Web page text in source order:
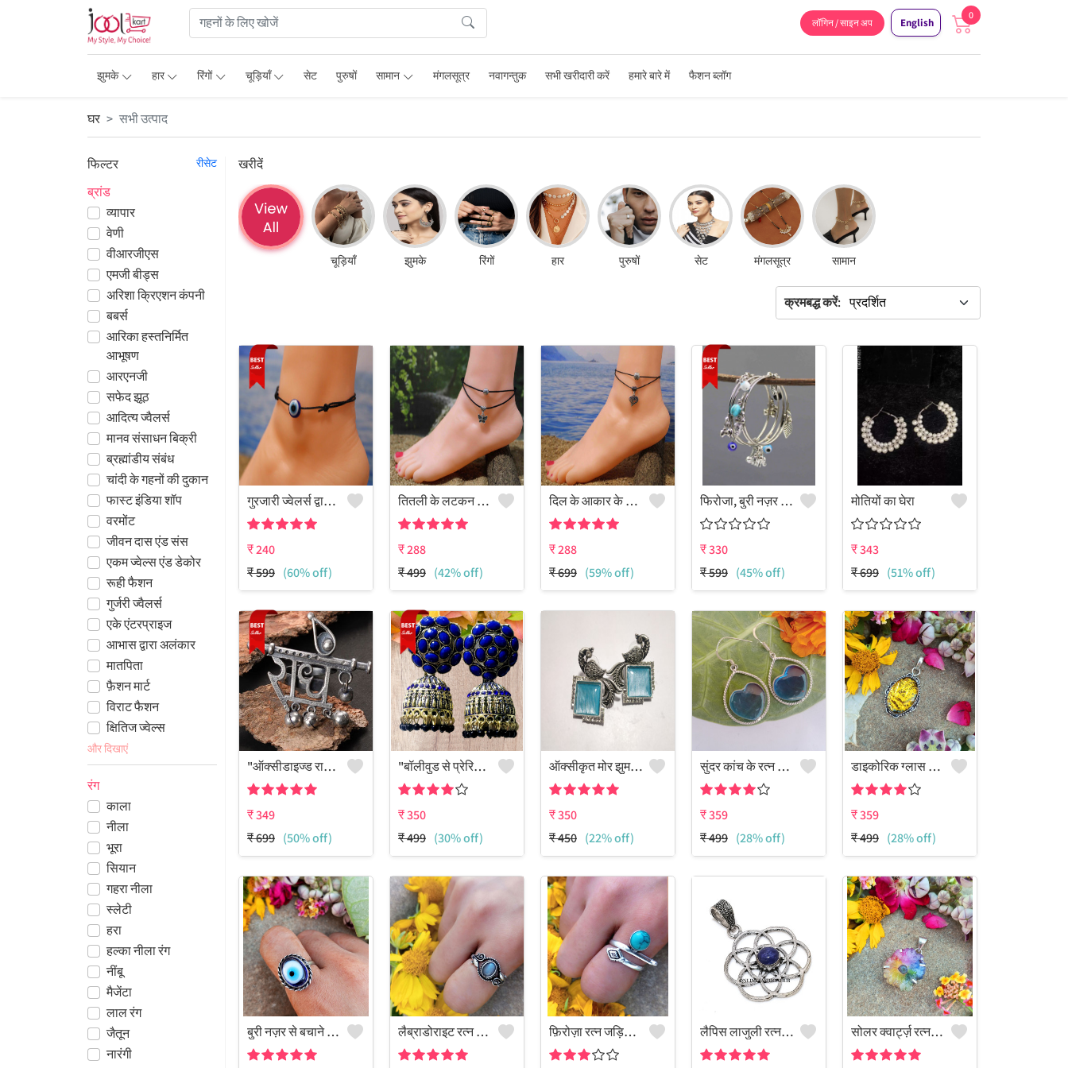
लॉगिन / साइन अप English
0
झुमके हार रिंगों चूड़ियाँ सेट पुरुषों सामान मंगलसूत्र नवागन्तुक सभी खरीदारी करें हमारे बारे में फैशन ब्लॉग
घर सभी उत्पाद
फिल्टर रीसेट
ब्रांड
व्यापार
वेणी
वीआरजीएस
एमजी बीड्स
अरिशा क्रिएशन कंपनी
बबर्स
आरिका हस्तनिर्मित
आभूषण
आरएनजी
सफेद झूठ
आदित्य ज्वैलर्स
मानव संसाधन बिक्री
ब्रह्मांडीय संबंध
चांदी के गहनों की दुकान
फास्ट इंडिया शॉप
वरमोंट
जीवन दास एंड संस
एकम ज्वेल्स एंड डेकोर
रूही फैशन
गुर्जरी ज्वैलर्स
एके एंटरप्राइज
आभास द्वारा अलंकार
मातपिता
फ़ैशन मार्ट
विराट फैशन
क्षितिज ज्वेल्स
और दिखाएं
रंग
काला
नीला
भूरा
सियान
गहरा नीला
स्लेटी
हरा
हल्का नीला रंग
नींबू
मैजेंटा
लाल रंग
जैतून
नारंगी
खरीदें
चूड़ियाँ झुमके रिंगों हार पुरुषों सेट मंगलसूत्र सामान
क्रमबद्ध करें:
गुरजारी ज्वेलर्स द्वारा लड़कियों के लिए विभिन्न रंगों के सूती धागे से बनी बुरी नजर से बचाने वाली मनके वाली पायल
₹240
₹599 (60% off)
तितली के लटकन वाली दोहरी परत वाली काले धागे की पायल/नजरिया पायल
₹288
₹499 (42% off)
दिल के आकार के लटकन वाली दोहरी परत वाली काले धागे की पायल
₹288
₹699 (59% off)
फिरोजा, बुरी नज़र से बचाव करने वाले और घुंघरू के मोतियों से सजी ऑक्सीकृत चूड़ियों का सेट - गुरजारी ज्वैलर्स
₹330
₹599 (45% off)
मोतियों का घेरा
₹343
₹699 (51% off)
"ऑक्सीडाइज्ड राधे एडजस्टेबल रिंग फॉर गर्ल्स - गुरजारी ज्वेलर्स"
₹349
₹699 (50% off)
"बॉलीवुड से प्रेरित मीनाकारी झुमका आभूषण - जूलकार्ट"
₹350
₹499 (30% off)
ऑक्सीकृत मोर झुमके - जातीय और कलात्मक आभूषण
₹350
₹450 (22% off)
सुंदर कांच के रत्न जड़े 925 स्टर्लिंग सिल्वर प्लेटेड नाजुक झुमके
₹359
₹499 (28% off)
डाइकोरिक ग्लास जेमस्टोन 925 स्टर्लिंग सिल्वर प्लेटेड ब्यूटी पेंडेंट
₹359
₹499 (28% off)
बुरी नज़र से बचाने वाली रत्न जड़ित 925 स्टर्लिंग सिल्वर प्लेटेड एंटीक अंगूठी लैब्राडोराइट रत्न जड़ित 925 स्टर्लिंग सिल्वर प्लेटेड पुरुषों की अंगूठी फ़िरोज़ा रत्न जड़ित 925 स्टर्लिंग सिल्वर प्लेटेड हिप्पी रिंग लैपिस लाजुली रत्न जड़ित 925 स्टर्लिंग सिल्वर प्लेटेड पेंडेंट आभूषण सोलर क्वार्ट्ज़ रत्न से बना 925 स्टर्लिंग सिल्वर प्लेटेड फैशन पेंडेंट